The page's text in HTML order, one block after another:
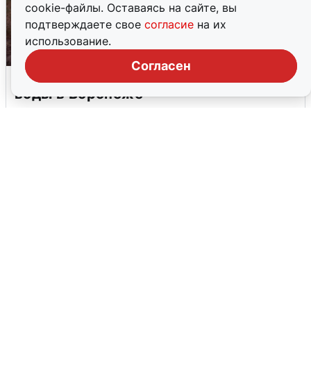
cookie-файлы. Оставаясь на сайте, вы
подтверждаете свое согласие на их
использование.
Согласен
Опубликована карта отключений
воды в Воронеже